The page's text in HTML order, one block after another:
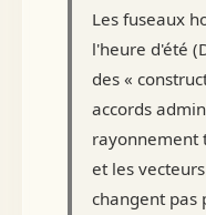
Les fuseaux
l'heure d'été
des «
accords
rayonnement
et les
changent pas